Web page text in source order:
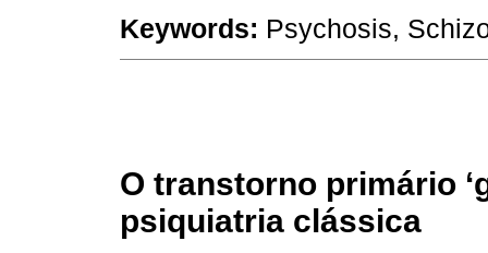
Keywords: Psychosis,
O transtorno primário
psiquiatria clássica